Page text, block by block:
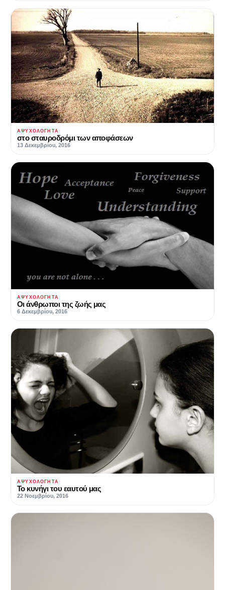
ΑΨΥΧΟΛΌΓΗΤΑ
στο σταυροδρόμι των αποφάσεων
13 Δεκεμβρίου, 2016
ΑΨΥΧΟΛΌΓΗΤΑ
Οι άνθρωποι της ζωής μας
6 Δεκεμβρίου, 2016
ΑΨΥΧΟΛΌΓΗΤΑ
Το κυνήγι του εαυτού μας
22 Νοεμβρίου, 2016